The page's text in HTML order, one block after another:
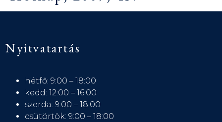
Nyitvatartás
hétfő: 9:00 – 18:00
kedd: 12:00 – 16:00
szerda: 9:00 – 18:00
csütörtök: 9:00 – 18:00